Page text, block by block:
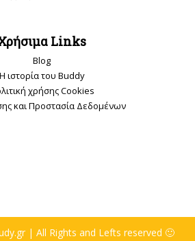
Links
Blog
Η ιστορία του Buddy
χρήσης Cookies
και Προστασία Δεδομένων
| All Rights and Lefts reserved 🙂